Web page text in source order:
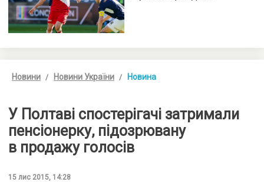
Новини Новини України Новина
У Полтаві спостерігачі затримали
пенсіонерку, підозрювану
в продажу голосів
15 лис 2015, 14:28